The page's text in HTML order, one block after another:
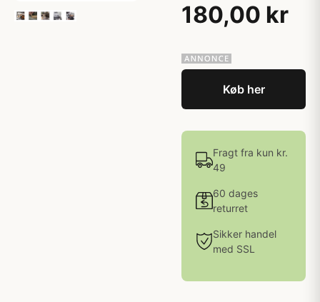
180,00 kr
Køb her
Fragt fra kun kr.
49
60 dages
returret
Sikker handel
med SSL